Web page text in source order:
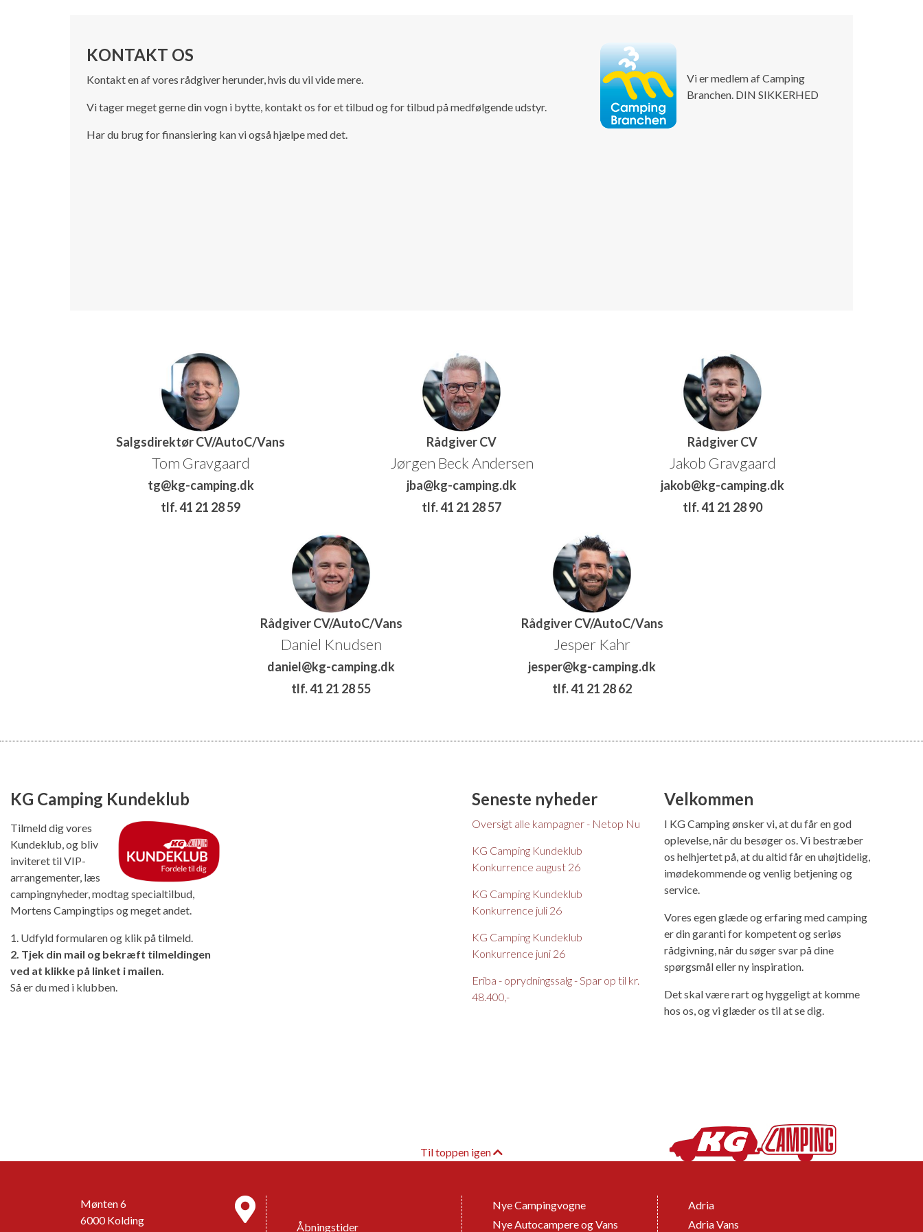
KONTAKT OS
Kontakt en af vores rådgiver herunder, hvis du vil vide mere.
Vi tager meget gerne din vogn i bytte, kontakt os for et tilbud og for tilbud på medfølgende udstyr.
Har du brug for finansiering kan vi også hjælpe med det.
Vi er medlem af Camping
Branchen. DIN SIKKERHED
Salgsdirektør CV/AutoC/Vans
Tom Gravgaard
tg@kg-camping.dk
tlf. 41 21 28 59
Rådgiver CV
Jørgen Beck Andersen
jba@kg-camping.dk
tlf. 41 21 28 57
Rådgiver CV
Jakob Gravgaard
jakob@kg-camping.dk
tlf. 41 21 28 90
Rådgiver CV/AutoC/Vans
Daniel Knudsen
daniel@kg-camping.dk
tlf. 41 21 28 55
Rådgiver CV/AutoC/Vans
Jesper Kahr
jesper@kg-camping.dk
tlf. 41 21 28 62
KG Camping Kundeklub
Tilmeld dig vores
Kundeklub, og bliv
inviteret til VIP-
arrangementer, læs
campingnyheder, modtag specialtilbud,
Mortens Campingtips og meget andet.
1. Udfyld formularen og klik på tilmeld.
2. Tjek din mail og bekræft tilmeldingen
ved at klikke på linket i mailen.
Så er du med i klubben.
Seneste nyheder
Oversigt alle kampagner - Netop Nu
KG Camping Kundeklub
Konkurrence august 26
KG Camping Kundeklub
Konkurrence juli 26
KG Camping Kundeklub
Konkurrence juni 26
Eriba - oprydningssalg - Spar op til kr.
48.400,-
Velkommen
I KG Camping ønsker vi, at du får en god
oplevelse, når du besøger os. Vi bestræber
os helhjertet på, at du altid får en uhøjtidelig,
imødekommende og venlig betjening og
service.
Vores egen glæde og erfaring med camping
er din garanti for kompetent og seriøs
rådgivning, når du søger svar på dine
spørgsmål eller ny inspiration.
Det skal være rart og hyggeligt at komme
hos os, og vi glæder os til at se dig.
Til toppen igen
Mønten 6
6000 Kolding
Åbningstider
Nye Campingvogne
Nye Autocampere og Vans
Adria
Adria Vans